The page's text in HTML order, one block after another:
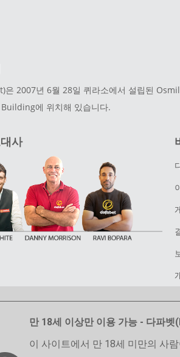
은 2007년 6월 28일 퀴라소에서 설립된
에 위치해 있습니다.
사
만 18세 이상만 이용 가능 - 다파
이 사이트에서 만 18세 미만의 사